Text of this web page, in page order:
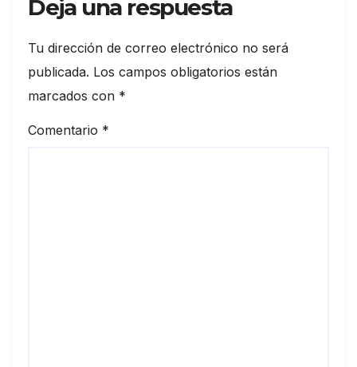
Deja una respuesta
Tu dirección de correo electrónico no será
publicada. Los campos obligatorios están
marcados con *
Comentario *